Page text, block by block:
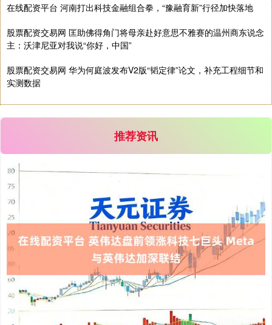
国债指数 229.80 +0.11 +0.05%
7881.40 +26.20
在线配资平台 河南打出科技金融组合拳，“豫融育新”行径加快落地
股票配资交易网 匡助佛得角门将母亲赴好意思不雅赛的温州商东说念
主：沃津尼亚对我说“你好，中国”
股票配资交易网 华为何庭波发布V2版“韬定律”论文，补充工程细节和
实测数据
推荐资讯